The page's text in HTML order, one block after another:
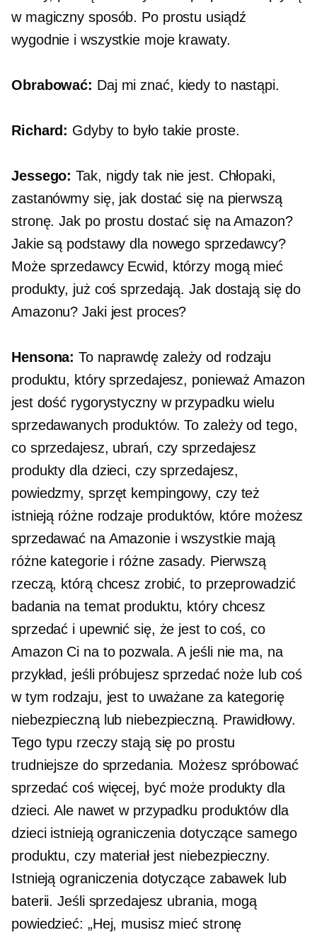
w magiczny sposób. Po prostu usiądź
wygodnie i wszystkie moje krawaty.
Obrabować: Daj mi znać, kiedy to nastąpi.
Richard: Gdyby to było takie proste.
Jessego: Tak, nigdy tak nie jest. Chłopaki,
zastanówmy się, jak dostać się na pierwszą
stronę. Jak po prostu dostać się na Amazon?
Jakie są podstawy dla nowego sprzedawcy?
Może sprzedawcy Ecwid, którzy mogą mieć
produkty, już coś sprzedają. Jak dostają się do
Amazonu? Jaki jest proces?
Hensona: To naprawdę zależy od rodzaju
produktu, który sprzedajesz, ponieważ Amazon
jest dość rygorystyczny w przypadku wielu
sprzedawanych produktów. To zależy od tego,
co sprzedajesz, ubrań, czy sprzedajesz
produkty dla dzieci, czy sprzedajesz,
powiedzmy, sprzęt kempingowy, czy też
istnieją różne rodzaje produktów, które możesz
sprzedawać na Amazonie i wszystkie mają
różne kategorie i różne zasady. Pierwszą
rzeczą, którą chcesz zrobić, to przeprowadzić
badania na temat produktu, który chcesz
sprzedać i upewnić się, że jest to coś, co
Amazon Ci na to pozwala. A jeśli nie ma, na
przykład, jeśli próbujesz sprzedać noże lub coś
w tym rodzaju, jest to uważane za kategorię
niebezpieczną lub niebezpieczną. Prawidłowy.
Tego typu rzeczy stają się po prostu
trudniejsze do sprzedania. Możesz spróbować
sprzedać coś więcej, być może produkty dla
dzieci. Ale nawet w przypadku produktów dla
dzieci istnieją ograniczenia dotyczące samego
produktu, czy materiał jest niebezpieczny.
Istnieją ograniczenia dotyczące zabawek lub
baterii. Jeśli sprzedajesz ubrania, mogą
powiedzieć: „Hej, musisz mieć stronę